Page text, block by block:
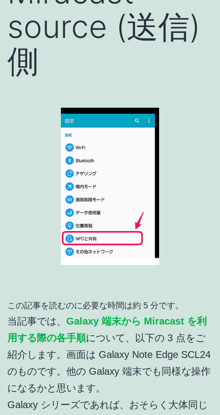
source (送信)
側
この記事を読むのに必要な時間は約 5 分です。
当記事では、 Galaxy 端末から Miracast を利
用する際の各手順について、以下の 3 点をご
紹介します。画面は Galaxy Note Edge SCL24
のものです。他の Galaxy 端末でも同様な操作
になるかと思います。
Galaxy シリーズであれば、おそらく大体同じ